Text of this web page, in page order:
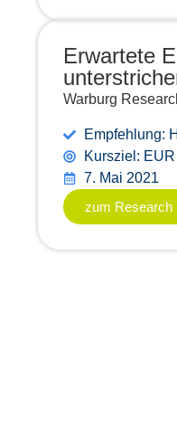
Erwartete
Warburg
Empfehlung:
Kursziel:
7. Mai 2021
zum Research